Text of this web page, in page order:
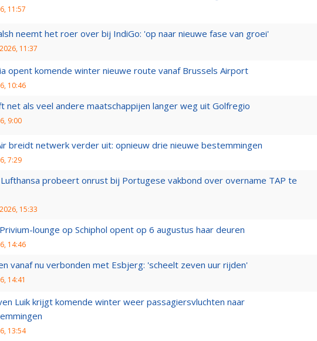
11:57
neemt het roer over bij IndiGo: 'op naar nieuwe fase van groei'
11:37
opent komende winter nieuwe route vanaf Brussels Airport
10:46
net als veel andere maatschappijen langer weg uit Golfregio
9:00
breidt netwerk verder uit: opnieuw drie nieuwe bestemmingen
7:29
probeert onrust bij Portugese vakbond over overname TAP te
15:33
lounge op Schiphol opent op 6 augustus haar deuren
14:46
vanaf nu verbonden met Esbjerg: 'scheelt zeven uur rijden'
14:41
Luik krijgt komende winter weer passagiersvluchten naar
13:54